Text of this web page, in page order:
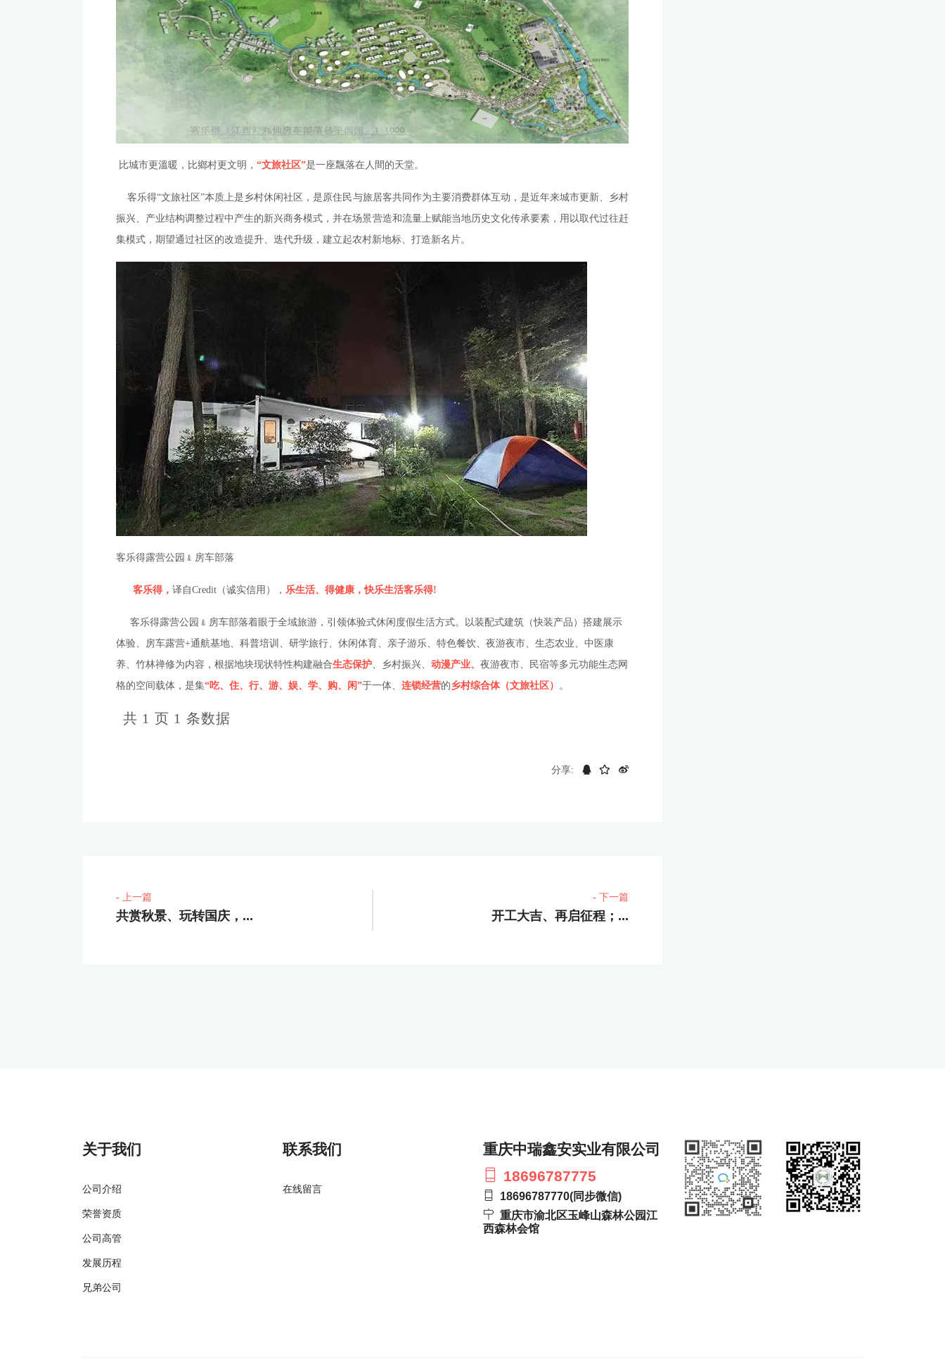
比城市更溫暖，比鄉村更文明， “文旅社区”是一座飄落在人間的天堂。
客乐得“文旅社区”本质上是乡村休闲社区，是原住民与旅居客共同作为主要消费群体互动，是近年来城市更新、乡村
振兴、产业结构调整过程中产生的新兴商务模式，并在场景营造和流量上赋能当地历史文化传承要素，用以取代过往赶
集模式，期望通过社区的改造提升、迭代升级，建立起农村新地标、打造新名片。
客乐得露营公园﹠房车部落
客乐得， 译自Credit（诚实信用）， 乐生活、得健康，快乐生活客乐得!
客乐得露营公园﹠房车部落着眼于全域旅游，引领体验式休闲度假生活方式。以装配式建筑（快装产品）搭建展示
体验、房车露营+通航基地、科普培训、研学旅行、休闲体育、亲子游乐、特色餐饮、夜游夜市、生态农业、中医康
养、竹林禅修为内容，根据地块现状特性构建融合生态保护 、乡村振兴、 动漫产业、 夜游夜市、民宿等多元功能生态网
格的空间载体，是集“吃、住、行、游、娱、学、购、闲”于一体、 连锁经营的 乡村综合体（文旅社区） 。
共 1 页 1 条数据
分享:
- 上一篇
共赏秋景、玩转国庆，...
- 下一篇
开工大吉、再启征程；...
关于我们
公司介绍
荣誉资质
公司高管
发展历程
兄弟公司
联系我们
在线留言
重庆中瑞鑫安实业有限公司
18696787775
18696787770(同步微信)
重庆市渝北区玉峰山森林公园江
西森林会馆